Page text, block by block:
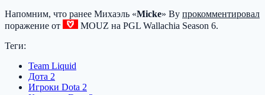
Напомним, что ранее Михаэль «Micke» Ву прокомментировал
поражение от
MOUZ на PGL Wallachia Season 6.
Теги:
Team Liquid
Дота 2
Игроки Dota 2